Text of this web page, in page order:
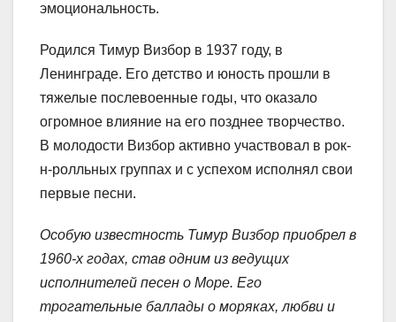
эмоциональность.
Родился Тимур Визбор в 1937 году, в
Ленинграде. Его детство и юность прошли в
тяжелые послевоенные годы, что оказало
огромное влияние на его позднее творчество.
В молодости Визбор активно участвовал в рок-
н-ролльных группах и с успехом исполнял свои
первые песни.
Особую известность Тимур Визбор приобрел в
1960-х годах, став одним из ведущих
исполнителей песен о Море. Его
трогательные баллады о моряках, любви и